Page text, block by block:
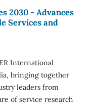
2030 - Advances
Services and
International
bringing together
leaders from
of service research